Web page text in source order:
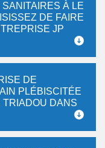
SANITAIRES À LE
DE FAIRE
JP
DE
PLÉBISCITÉE
TRIADOU DANS